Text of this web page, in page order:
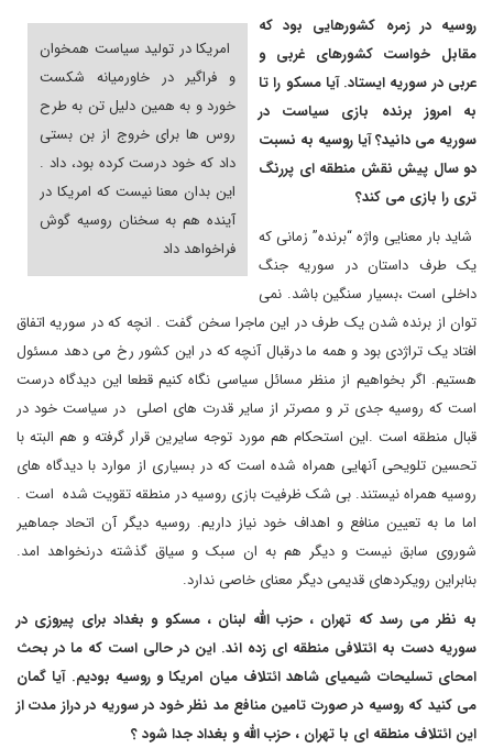
امریکا در تولید سیاست همخوان
و فراگیر در خاورمیانه شکست
خورد و به همین دلیل تن به طرح
روس ها برای خروج از بن بستی
داد که خود درست کرده بود، داد .
این بدان معنا نیست که امریکا در
آینده هم به سخنان روسیه گوش
فراخواهد داد
روسیه در زمره کشورهایی بود که
مقابل خواست کشورهای غربی و
عربی در سوریه ایستاد. آیا مسکو را تا
به امروز برنده بازی سیاست در
سوریه می دانید؟ آیا روسیه به نسبت
دو سال پیش نقش منطقه ای پررنگ
تری را بازی می کند؟
شاید بار معنایی واژه“برنده”زمانی که
یک طرف داستان در سوریه جنگ
داخلی است ،بسیار سنگین باشد. نمی
توان از برنده شدن یک طرف در این ماجرا سخن گفت . انچه که در سوریه اتفاق
افتاد یک تراژدی بود و همه ما درقبال آنچه که در این کشور رخ می دهد مسئول
هستیم. اگر بخواهیم از منظر مسائل سیاسی نگاه کنیم قطعا این دیدگاه درست
است که روسیه جدی تر و مصرتر از سایر قدرت های اصلی در سیاست خود در
قبال منطقه است .این استحکام هم مورد توجه سایرین قرار گرفته و هم البته با
تحسین تلویحی آنهایی همراه شده است که در بسیاری از موارد با دیدگاه های
روسیه همراه نیستند. بی شک ظرفیت بازی روسیه در منطقه تقویت شده است .
اما ما به تعیین منافع و اهداف خود نیاز داریم. روسیه دیگر آن اتحاد جماهیر
شوروی سابق نیست و دیگر هم به ان سبک و سیاق گذشته درنخواهد امد.
بنابراین رویکردهای قدیمی دیگر معنای خاصی ندارد.
به نظر می رسد که تهران ، حزب الله لبنان ، مسکو و بغداد برای پیروزی در
سوریه دست به ائتلافی منطقه ای زده اند. این در حالی است که ما در بحث
امحای تسلیحات شیمیای شاهد ائتلاف میان امریکا و روسیه بودیم. آیا گمان
می کنید که روسیه در صورت تامین منافع مد نظر خود در سوریه در دراز مدت از
این ائتلاف منطقه ای با تهران ، حزب الله و بغداد جدا شود ؟